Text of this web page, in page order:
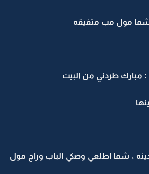
شما مول مب متفيقه
: مبارك طردني من البيت
، شما اطلعي وصكي الباب وراج مول